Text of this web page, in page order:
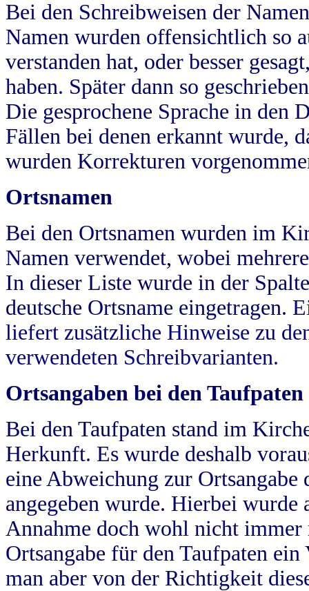
Bei den Schreibweisen der
Namen wurden offensichtlich so
verstanden hat, oder besser
haben. Später dann so
Die gesprochene Sprache in
Fällen bei denen erkannt wurde,
wurden Korrekturen
Ortsnamen
Bei den Ortsnamen wurden im
Namen verwendet, wobei
In dieser Liste wurde in der
deutsche Ortsname eingetragen.
liefert zusätzliche Hinweise zu
verwendeten Schreibvarianten.
Ortsangaben bei den Taufpaten
Bei den Taufpaten stand im
Herkunft. Es wurde deshalb
eine Abweichung zur
angegeben wurde. Hierbei wurde
Annahme doch wohl nicht
Ortsangabe für den Taufpaten
man aber von der Richtigkeit